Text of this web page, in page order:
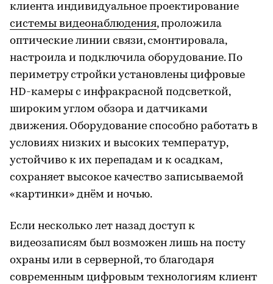
клиента индивидуальное проектирование
системы видеонаблюдения, проложила
оптические линии связи, смонтировала,
настроила и подключила оборудование. По
периметру стройки установлены цифровые
HD-камеры с инфракрасной подсветкой,
широким углом обзора и датчиками
движения. Оборудование способно работать в
условиях низких и высоких температур,
устойчиво к их перепадам и к осадкам,
сохраняет высокое качество записываемой
«картинки» днём и ночью.
Если несколько лет назад доступ к
видеозаписям был возможен лишь на посту
охраны или в серверной, то благодаря
современным цифровым технологиям клиент